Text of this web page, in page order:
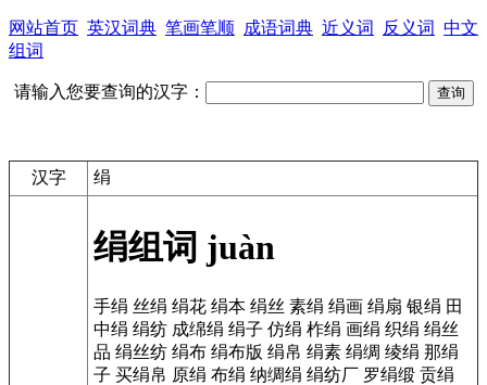
网站首页 英汉词典 笔画笔顺 成语词典 近义词 反义词 中文
组词
请输入您要查询的汉字：
汉字 绢
绢组词 juàn
手绢 丝绢 绢花 绢本 绢丝 素绢 绢画 绢扇 银绢 田
中绢 绢纺 成绵绢 绢子 仿绢 柞绢 画绢 织绢 绢丝
品 绢丝纺 绢布 绢布版 绢帛 绢素 绢绸 绫绢 那绢
子 买绢帛 原绢 布绢 纳绸绢 绢纺厂 罗绢缎 贡绢